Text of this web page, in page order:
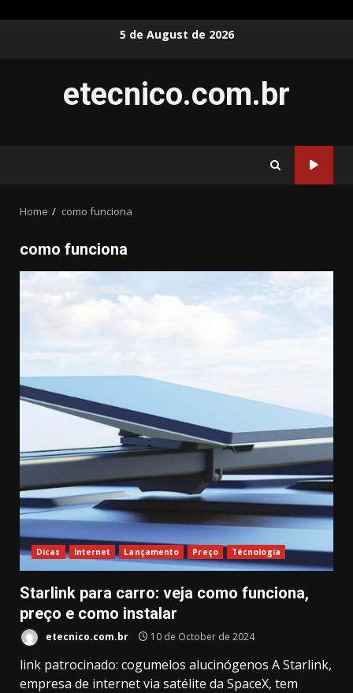
5 de August de 2026
etecnico.com.br
Home como funciona
como funciona
Dicas Internet Lançamento Preço Técnologia
Starlink para carro: veja como funciona,
preço e como instalar
etecnico.com.br 10 de October de 2024
link patrocinado: cogumelos alucinógenos A Starlink,
empresa de internet via satélite da SpaceX, tem